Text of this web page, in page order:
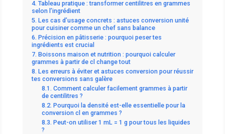
Tableau pratique : transformer centilitres en grammes
selon l’ingrédient
Les cas d’usage concrets : astuces conversion unité
pour cuisiner comme un chef sans balance
Précision en pâtisserie : pourquoi peser tes
ingrédients est crucial
Boissons maison et nutrition : pourquoi calculer
grammes à partir de cl change tout
Les erreurs à éviter et astuces conversion pour réussir
tes conversions sans galère
Comment calculer facilement grammes à partir
de centilitres ?
Pourquoi la densité est-elle essentielle pour la
conversion cl en grammes ?
Peut-on utiliser 1 mL = 1 g pour tous les liquides
?